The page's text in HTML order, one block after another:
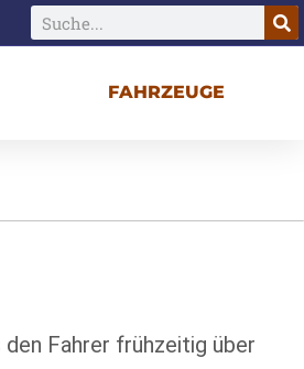
FAHRZEUGE
Fahrer frühzeitig über